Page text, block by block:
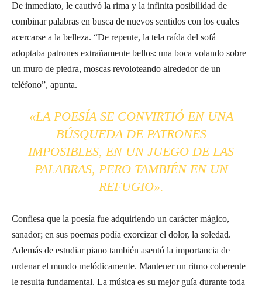
De inmediato, le cautivó la rima y la infinita posibilidad de
combinar palabras en busca de nuevos sentidos con los cuales
acercarse a la belleza. “De repente, la tela raída del sofá
adoptaba patrones extrañamente bellos: una boca volando sobre
un muro de piedra, moscas revoloteando alrededor de un
teléfono”, apunta.
«LA POESÍA SE CONVIRTIÓ EN UNA
BÚSQUEDA DE PATRONES
IMPOSIBLES, EN UN JUEGO DE LAS
PALABRAS, PERO TAMBIÉN EN UN
REFUGIO».
Confiesa que la poesía fue adquiriendo un carácter mágico,
sanador; en sus poemas podía exorcizar el dolor, la soledad.
Además de estudiar piano también asentó la importancia de
ordenar el mundo melódicamente. Mantener un ritmo coherente
le resulta fundamental. La música es su mejor guía durante toda